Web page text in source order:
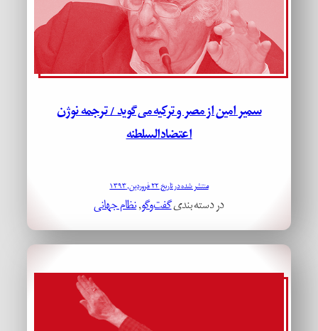
سمیر امین از مصر و ترکیه می‌گوید / ترجمه نوژن
اعتضادالسلطنه
منتشر شده در تاریخ ۲۲ فروردین, ۱۳۹۳
در دسته بندیگفت‌وگو, نظام جهانی